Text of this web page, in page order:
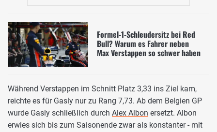
Formel-1-Schleudersitz bei Red
Bull? Warum es Fahrer neben
Max Verstappen so schwer haben
Während Verstappen im Schnitt Platz 3,33 ins Ziel kam,
reichte es für Gasly nur zu Rang 7,73. Ab dem Belgien GP
wurde Gasly schließlich durch Alex Albon ersetzt. Albon
erwies sich bis zum Saisonende zwar als konstanter - mit